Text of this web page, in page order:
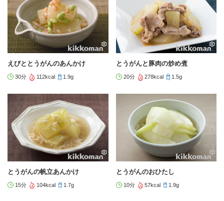
えびととうがんのあんかけ
30分 112kcal 1.9g
とうがんと豚肉の炒め煮
20分 278kcal 1.5g
とうがんの帆立あんかけ
15分 104kcal 1.7g
とうがんのおひたし
10分 57kcal 1.9g